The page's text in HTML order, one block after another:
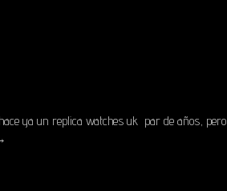
ya un replica watches uk par de años, pero